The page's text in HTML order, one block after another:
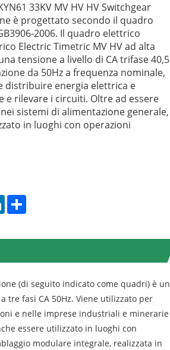
33KV MV HV HV Switchgear
è progettato secondo il quadro
2006. Il quadro elettrico
Electric Timetric MV HV ad alta
tensione a livello di CA trifase 40,5
da 50Hz a frequenza nominale,
distribuire energia elettrica e
e rilevare i circuiti. Oltre ad essere
sistemi di alimentazione generale,
in luoghi con operazioni
LinkedInShare
(di seguito indicato come quadri) è un
tre fasi CA 50Hz. Viene utilizzato per
e nelle imprese industriali e minerarie
essere utilizzato in luoghi con
modulare integrale, realizzata in